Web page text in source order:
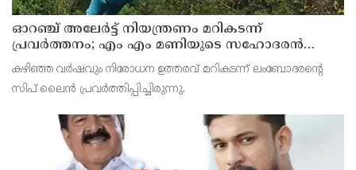
ഓറഞ്ച് അലേര്‍ട്ട് നിയന്ത്രണം മറികടന്ന്
പ്രവര്‍ത്തനം; എം എം മണിയുടെ സഹോദരന്‍
നടത്തുന്ന സിപ് ലൈന്‍ പൂട്ടിച്ച് അധികൃതര്‍
കഴിഞ്ഞ വര്‍ഷവും നിരോധന ഉത്തരവ് മറികടന്ന് ലംബോദരന്റെ
സിപ് ലൈന്‍ പ്രവര്‍ത്തിപ്പിച്ചിരുന്നു.